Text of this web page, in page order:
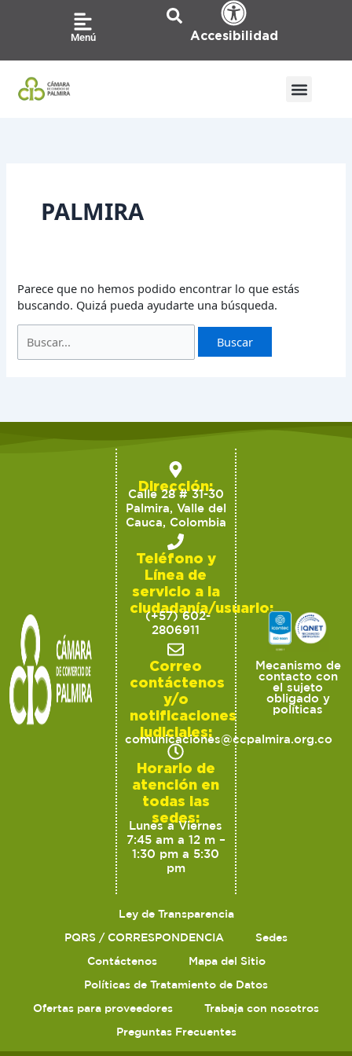
Menú Accesibilidad
PALMIRA
Parece que no hemos podido encontrar lo que estás
buscando. Quizá pueda ayudarte una búsqueda.
Dirección:
Calle 28 # 31-30
Palmira, Valle del
Cauca, Colombia
Teléfono y
Línea de
servicio a la
ciudadanía/usuario:
(+57) 602-
2806911
Correo
contáctenos
y/o
notificaciones
judiciales:
comunicaciones@ccpalmira.org.co
Horario de
atención en
todas las
sedes:
Lunes a Viernes
7:45 am a 12 m –
1:30 pm a 5:30
pm
Mecanismo de
contacto con
el sujeto
obligado y
políticas
Ley de Transparencia
PQRS / CORRESPONDENCIA
Sedes
Contáctenos
Mapa del Sitio
Políticas de Tratamiento de Datos
Ofertas para proveedores
Trabaja con nosotros
Preguntas Frecuentes